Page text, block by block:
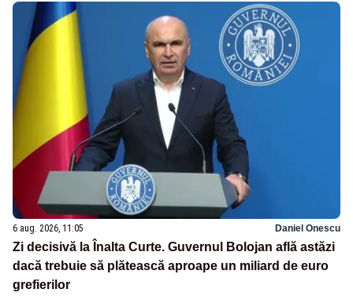
6 aug. 2026, 11:05 Daniel Onescu
Zi decisivă la Înalta Curte. Guvernul Bolojan află astăzi
dacă trebuie să plătească aproape un miliard de euro
grefierilor